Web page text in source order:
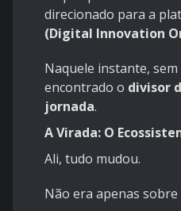
direcionado para a
(Digital Innovation
Naquele instante,
encontrado o divisor
jornada.
A Virada: O
Ali, tudo mudou.
Não era apenas